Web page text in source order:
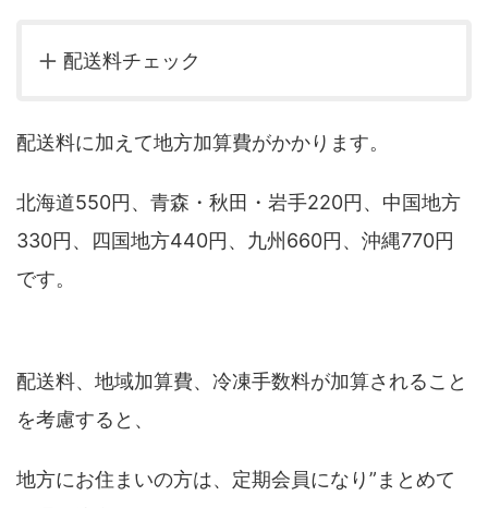
配送料チェック
配送料に加えて地方加算費がかかります。
北海道550円、青森・秋田・岩手220円、中国地方
330円、四国地方440円、九州660円、沖縄770円
です。
配送料、地域加算費、冷凍手数料が加算されること
を考慮すると、
地方にお住まいの方は、定期会員になり”まとめて